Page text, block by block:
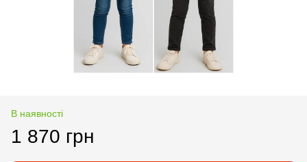
В наявності
1 870 грн